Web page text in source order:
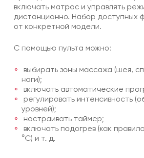
включать матрас и управлять
дистанционно. Набор доступных
от конкретной модели.
С помощью пульта можно:
выбирать зоны массажа (шея,
ноги);
включать автоматические
регулировать интенсивность
уровней);
настраивать таймер;
включать подогрев (как
°C) и т. д.